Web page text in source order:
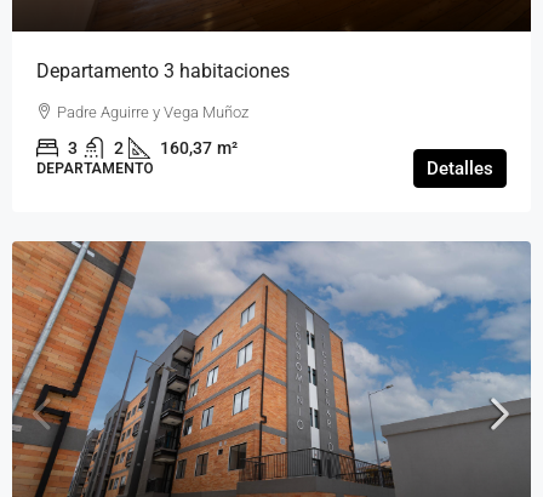
Departamento 3 habitaciones
Padre Aguirre y Vega Muñoz
3 2 160,37 m²
DEPARTAMENTO Detalles